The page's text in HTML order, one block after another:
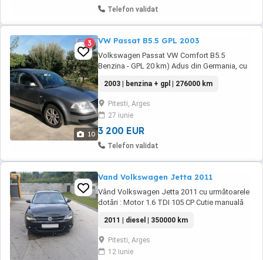
Telefon validat
10
3 VW Passat B5.5 GPL 2003
Volkswagen Passat VW Comfort B5.5
Benzina - GPL 20 km) Adus din Germania, cu
(RCA, ITP, Vigneta, revizii). Culoare Gri (LDTW)
Motorizare 1.6 benzina, rezervor 62L + GPL
Tomasetto Achille cu rezervor 54L (expira in
2035). Dimensiuni anvelope 195 65R15 ...
2003 | benzina + gpl | 276000 km
Pitesti, Arges
27 iunie
3 200 EUR
Telefon validat
Vand Volkswagen Jetta 2011
Vând Volkswagen Jetta 2011 cu următoarele
dotări : Motor 1.6 TDI 105 CP Cutie manuală
Comenzi pe volan Pilot automat ESP ABS
Jante pe 16 cu cauciucuri mixte + vară
Geamuri electrice față + spate Tapițerie
semipiele Radio CD mare Oglinzi ...
2011 | diesel | 350000 km
Pitesti, Arges
12 iunie